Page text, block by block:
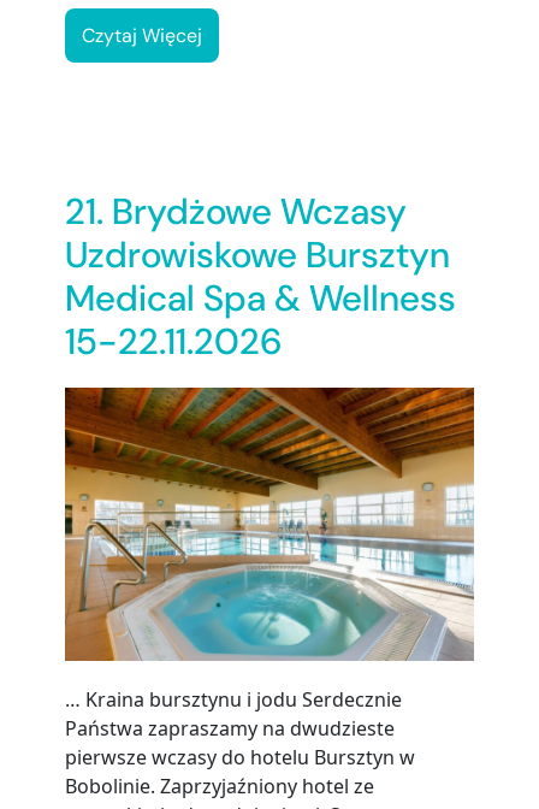
Czytaj Więcej
21. Brydżowe Wczasy
Uzdrowiskowe Bursztyn
Medical Spa & Wellness
15-22.11.2026
… Kraina bursztynu i jodu Serdecznie
Państwa zapraszamy na dwudzieste
pierwsze wczasy do hotelu Bursztyn w
Bobolinie. Zaprzyjaźniony hotel ze